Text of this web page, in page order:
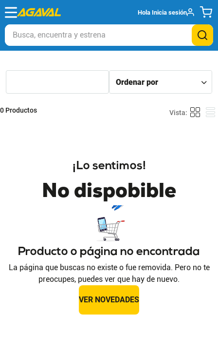
Hola Inicia sesión
Busca, encuentra y estrena
0 Productos
¡Lo sentimos!
No dispobible
Producto o página no encontrada
La página que buscas no existe o fue removida. Pero no te
preocupes, puedes ver que hay de nuevo.
VER NOVEDADES